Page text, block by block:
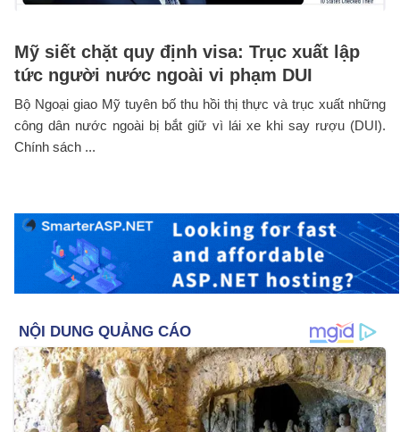
Mỹ siết chặt quy định visa: Trục xuất lập
tức người nước ngoài vi phạm DUI
Bộ Ngoại giao Mỹ tuyên bố thu hồi thị thực và trục xuất những
công dân nước ngoài bị bắt giữ vì lái xe khi say rượu (DUI).
Chính sách ...